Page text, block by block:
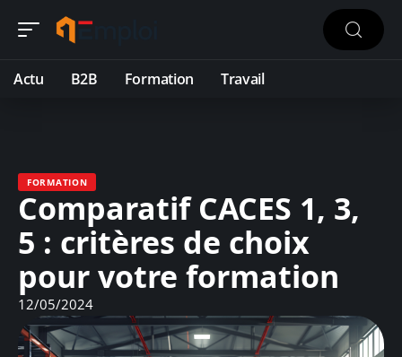
Actu B2B Formation Travail
FORMATION
Comparatif CACES 1, 3,
5 : critères de choix
pour votre formation
12/05/2024